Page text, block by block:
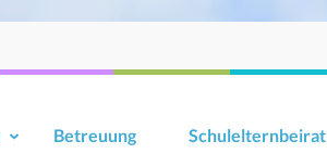
Betreuung Schulelternbeirat